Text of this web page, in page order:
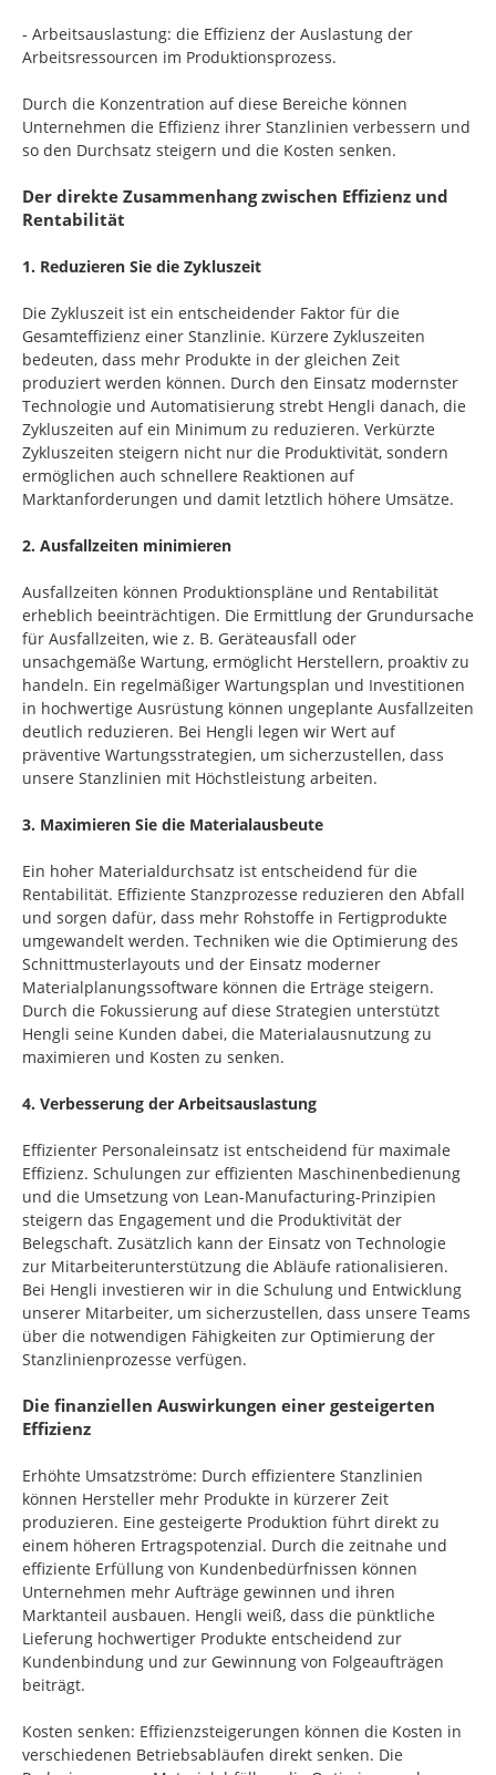
- Arbeitsauslastung: die Effizienz der Auslastung der
Arbeitsressourcen im Produktionsprozess.
Durch die Konzentration auf diese Bereiche können
Unternehmen die Effizienz ihrer Stanzlinien verbessern und
so den Durchsatz steigern und die Kosten senken.
Der direkte Zusammenhang zwischen Effizienz und
Rentabilität
1. Reduzieren Sie die Zykluszeit
Die Zykluszeit ist ein entscheidender Faktor für die
Gesamteffizienz einer Stanzlinie. Kürzere Zykluszeiten
bedeuten, dass mehr Produkte in der gleichen Zeit
produziert werden können. Durch den Einsatz modernster
Technologie und Automatisierung strebt Hengli danach, die
Zykluszeiten auf ein Minimum zu reduzieren. Verkürzte
Zykluszeiten steigern nicht nur die Produktivität, sondern
ermöglichen auch schnellere Reaktionen auf
Marktanforderungen und damit letztlich höhere Umsätze.
2. Ausfallzeiten minimieren
Ausfallzeiten können Produktionspläne und Rentabilität
erheblich beeinträchtigen. Die Ermittlung der Grundursache
für Ausfallzeiten, wie z. B. Geräteausfall oder
unsachgemäße Wartung, ermöglicht Herstellern, proaktiv zu
handeln. Ein regelmäßiger Wartungsplan und Investitionen
in hochwertige Ausrüstung können ungeplante Ausfallzeiten
deutlich reduzieren. Bei Hengli legen wir Wert auf
präventive Wartungsstrategien, um sicherzustellen, dass
unsere Stanzlinien mit Höchstleistung arbeiten.
3. Maximieren Sie die Materialausbeute
Ein hoher Materialdurchsatz ist entscheidend für die
Rentabilität. Effiziente Stanzprozesse reduzieren den Abfall
und sorgen dafür, dass mehr Rohstoffe in Fertigprodukte
umgewandelt werden. Techniken wie die Optimierung des
Schnittmusterlayouts und der Einsatz moderner
Materialplanungssoftware können die Erträge steigern.
Durch die Fokussierung auf diese Strategien unterstützt
Hengli seine Kunden dabei, die Materialausnutzung zu
maximieren und Kosten zu senken.
4. Verbesserung der Arbeitsauslastung
Effizienter Personaleinsatz ist entscheidend für maximale
Effizienz. Schulungen zur effizienten Maschinenbedienung
und die Umsetzung von Lean-Manufacturing-Prinzipien
steigern das Engagement und die Produktivität der
Belegschaft. Zusätzlich kann der Einsatz von Technologie
zur Mitarbeiterunterstützung die Abläufe rationalisieren.
Bei Hengli investieren wir in die Schulung und Entwicklung
unserer Mitarbeiter, um sicherzustellen, dass unsere Teams
über die notwendigen Fähigkeiten zur Optimierung der
Stanzlinienprozesse verfügen.
Die finanziellen Auswirkungen einer gesteigerten
Effizienz
Erhöhte Umsatzströme: Durch effizientere Stanzlinien
können Hersteller mehr Produkte in kürzerer Zeit
produzieren. Eine gesteigerte Produktion führt direkt zu
einem höheren Ertragspotenzial. Durch die zeitnahe und
effiziente Erfüllung von Kundenbedürfnissen können
Unternehmen mehr Aufträge gewinnen und ihren
Marktanteil ausbauen. Hengli weiß, dass die pünktliche
Lieferung hochwertiger Produkte entscheidend zur
Kundenbindung und zur Gewinnung von Folgeaufträgen
beiträgt.
Kosten senken: Effizienzsteigerungen können die Kosten in
verschiedenen Betriebsabläufen direkt senken. Die